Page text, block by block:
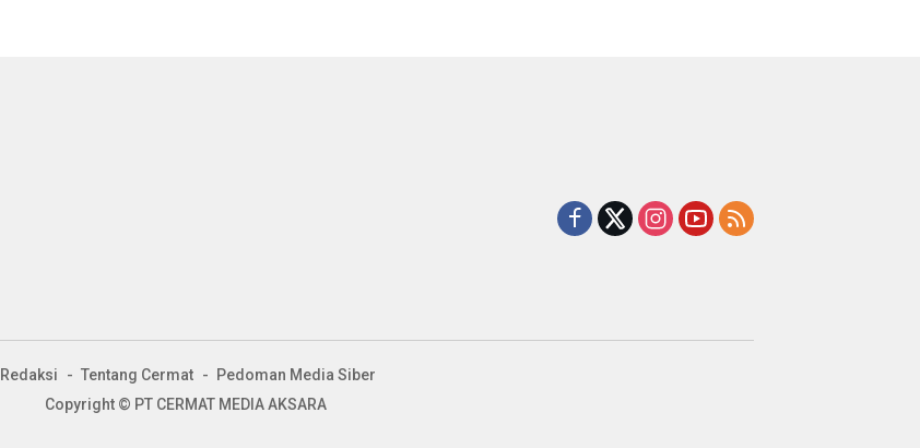
Redaksi Tentang Cermat
Pedoman Media Siber
Copyright © PT CERMAT MEDIA AKSARA